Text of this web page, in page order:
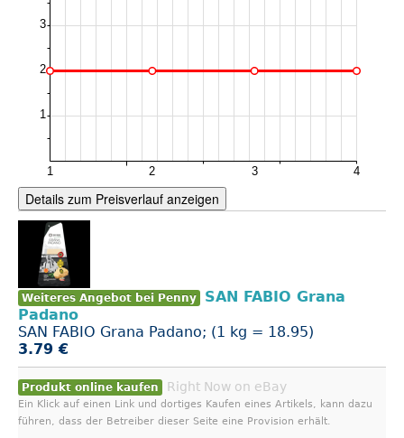
Details zum Preisverlauf anzeigen
Weiteres Angebot bei Penny
SAN FABIO Grana
Padano
SAN FABIO Grana Padano; (1 kg = 18.95)
3.79 €
Produkt online kaufen Right Now on eBay
Ein Klick auf einen Link und dortiges Kaufen eines Artikels, kann dazu
führen, dass der Betreiber dieser Seite eine Provision erhält.